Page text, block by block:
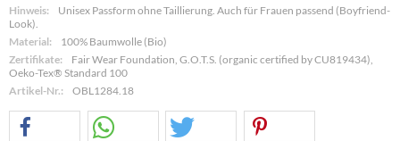
Hinweis:
Unisex Passform ohne Taillierung. Auch für Frauen passend (Boyfriend-
Look).
Material:
100% Baumwolle (Bio)
Zertifikate:
Fair Wear Foundation, G.O.T.S. (organic certified by CU819434),
Oeko-Tex® Standard 100
Artikel-Nr.:
OBL1284.18